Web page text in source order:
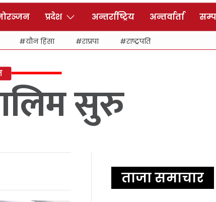
प्रदेश अन्तर्राष्ट्रिय अन्तर्वार्ता
यौन हिंसा राप्रपा राष्ट्रपति
सुरु
ताजा समाचार